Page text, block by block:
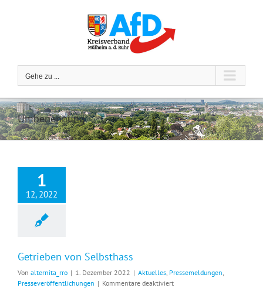
Gehe zu ...
Umbenennung
1
12, 2022
Getrieben von Selbsthass
Von alternita_rro | 1. Dezember 2022 | Aktuelles Pressemeldungen
Presseveröffentlichungen | Kommentare deaktiviertfür